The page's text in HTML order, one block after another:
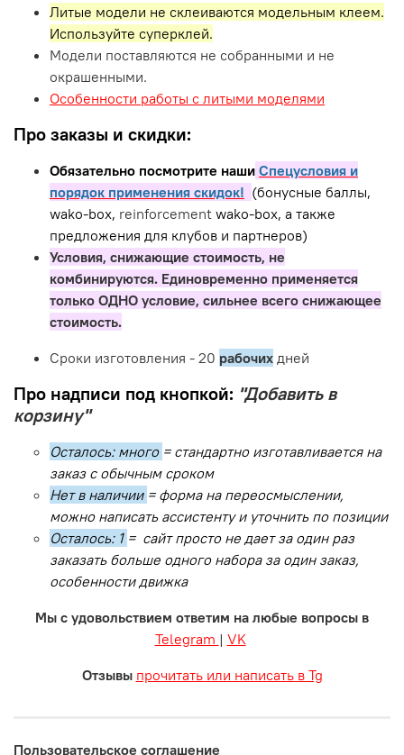
Литые модели не склеиваются модельным клеем.
Используйте суперклей.
Модели поставляются не собранными и не
окрашенными.
Особенности работы с литыми моделями
Про заказы и скидки:
Обязательно посмотрите наши Спецусловия и
порядок применения скидок! (бонусные баллы,
wako-box, reinforcement wako-box, а также
предложения для клубов и партнеров)
Условия, снижающие стоимость, не
комбинируются. Единовременно применяется
только ОДНО условие, сильнее всего снижающее
стоимость.
Сроки изготовления - 20 рабочих дней
Про надписи под кнопкой: "Добавить в
корзину"
Осталось: много = стандартно изготавливается на
заказ с обычным сроком
Нет в наличии = форма на переосмыслении,
можно написать ассистенту и уточнить по позиции
Осталось: 1 = сайт просто не дает за один раз
заказать больше одного набора за один заказ,
особенности движка
Мы с удовольствием ответим на любые вопросы в
Telegram | VK
Отзывы прочитать или написать в Tg
Пользовательское соглашение